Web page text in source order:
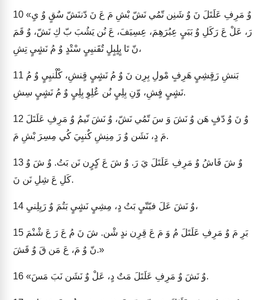
10 «وٌ مَرِفِ عَلَتَلَ نَ وٌ شَنِن تّمُي نَشّ بْشِ مَ عَ نَ دّننَشّ سٌقٍ وٌ يِ
رَ، عَلْ عَ رَكَلِ وٌ بَبَيٍ عِبُرَهِمَ، عِسِيَفَ، عَ نُن يَشُبَ بّ كِ نَشّ، وٌ قَمَ
نّ تَا بٍلٍبٍلٍ تٌقَنيِيٍ سْتْدٍ وٌ مُ نَشٍيٍ تِشِ،
11
نَشٍيٍ فٍشِ، وّنِ بِلِيٍ نُن عٌلِوِ بِلِيٍ وٌ مُ نَشٍيٍ سِشِ.
12
مَ دٍ، نَشَن وٌ رَ مِنِشِ كٌنيِيَ كُي مِسِرَ بْشِ مَ.
13
كَلِ عَ شِلِ نَن نَ.
14 وٌ نَشَ عَلَ فبّتّيٍ بَتُ دٍ، مِشِيٍ نَشٍيٍ بَتُمَ وٌ رَبِلِنيِ،
15
نّ وٌ مَ، عَ مَن قَ وٌ قَشَ.»
16 «وٌ نَشَ وٌ مَرِفِ عَلَتَلَ مَتٌ دٍ، عَلْ وٌ نَشَن نَبَ مَسَ.